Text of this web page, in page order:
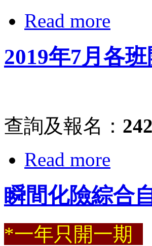
Read more
2019年7月各
查詢及報名：
Read more
瞬間化險綜合
*一年只開一期